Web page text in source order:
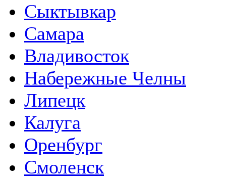
Сыктывкар
Самара
Владивосток
Набережные Челны
Липецк
Калуга
Оренбург
Смоленск